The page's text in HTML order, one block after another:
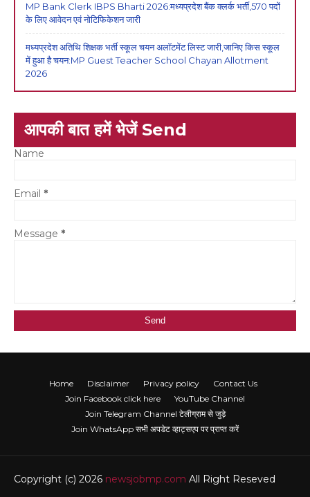
MP Bank Clerk IBPS Bharti 2026:मध्यप्रदेश बैंक क्लर्क भर्ती,570 पदों
के लिए आवेदन एवं नोटिफिकेशन जारी
मध्यप्रदेश अतिथि शिक्षक भर्ती स्कूल चयन अलॉटमेंट लिस्ट जारी,जानिए किस स्कूल
में हुआ है चयन:MP Guest Teacher School Chayan Allotment
2026
आपकी बात हमें भेजें Send
Name
Email *
Message *
Home Disclaimer Privacy policy
Contact Us
Join Facebook click here
YouTube Channel
Join Telegram Channel टेलीग्राम से जुड़े
Join WhatsApp सभी अपडेट व्हाट्सएप पर प्राप्त करें
Copyright (c) 2026 newsjobmp.com All Right Reseved